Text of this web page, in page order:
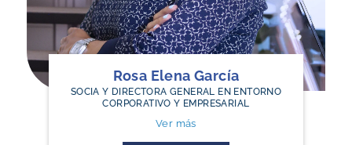
Rosa Elena García
SOCIA Y DIRECTORA GENERAL EN ENTORNO
CORPORATIVO Y EMPRESARIAL
Ver más